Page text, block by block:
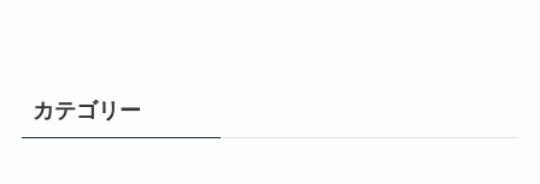
カテゴリー